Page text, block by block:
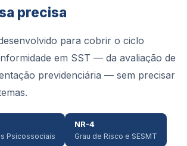
precisa
para cobrir o ciclo
em SST — da avaliação de
previdenciária — sem precisar
Psicossociais
NR-4
Grau de Risco e SESMT